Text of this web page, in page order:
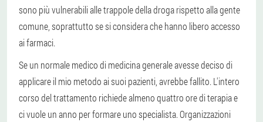
sono più vulnerabili alle trappole della droga rispetto alla gente
comune, soprattutto se si considera che hanno libero accesso
ai farmaci.
Se un normale medico di medicina generale avesse deciso di
applicare il mio metodo ai suoi pazienti, avrebbe fallito. L'intero
corso del trattamento richiede almeno quattro ore di terapia e
ci vuole un anno per formare uno specialista. Organizzazioni